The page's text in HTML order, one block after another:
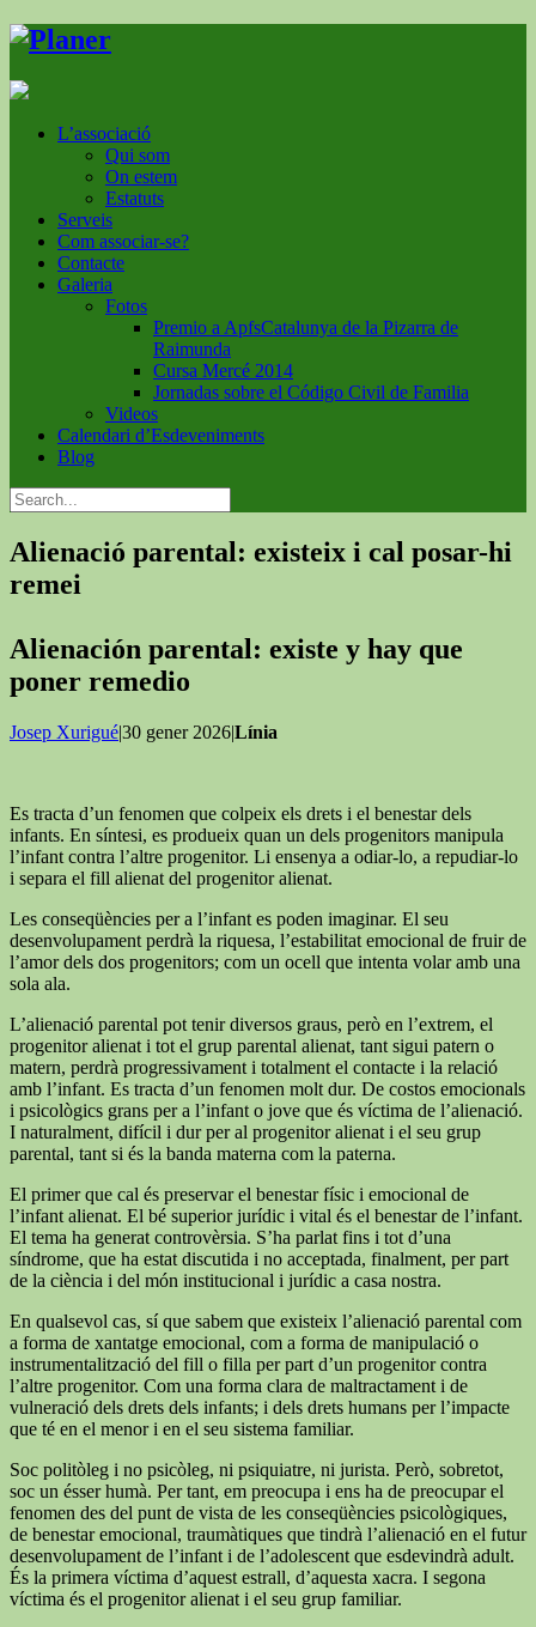
L’associació
Qui som
On estem
Estatuts
Serveis
Com associar-se?
Contacte
Galeria
Fotos
Premio a ApfsCatalunya de la Pizarra de
Raimunda
Cursa Mercé 2014
Jornadas sobre el Código Civil de Familia
Videos
Calendari d’Esdeveniments
Blog
Alienació parental: existeix i cal posar-hi
remei
Alienación parental: existe y hay que
poner remedio
Josep Xurigué|30 gener 2026|Línia
Es tracta d’un fenomen que colpeix els drets i el benestar dels
infants. En síntesi, es produeix quan un dels progenitors manipula
l’infant contra l’altre progenitor. Li ensenya a odiar-lo, a repudiar-lo
i separa el fill alienat del progenitor alienat.
Les conseqüències per a l’infant es poden imaginar. El seu
desenvolupament perdrà la riquesa, l’estabilitat emocional de fruir de
l’amor dels dos progenitors; com un ocell que intenta volar amb una
sola ala.
L’alienació parental pot tenir diversos graus, però en l’extrem, el
progenitor alienat i tot el grup parental alienat, tant sigui patern o
matern, perdrà progressivament i totalment el contacte i la relació
amb l’infant. Es tracta d’un fenomen molt dur. De costos emocionals
i psicològics grans per a l’infant o jove que és víctima de l’alienació.
I naturalment, difícil i dur per al progenitor alienat i el seu grup
parental, tant si és la banda materna com la paterna.
El primer que cal és preservar el benestar físic i emocional de
l’infant alienat. El bé superior jurídic i vital és el benestar de l’infant.
El tema ha generat controvèrsia. S’ha parlat fins i tot d’una
síndrome, que ha estat discutida i no acceptada, finalment, per part
de la ciència i del món institucional i jurídic a casa nostra.
En qualsevol cas, sí que sabem que existeix l’alienació parental com
a forma de xantatge emocional, com a forma de manipulació o
instrumentalització del fill o filla per part d’un progenitor contra
l’altre progenitor. Com una forma clara de maltractament i de
vulneració dels drets dels infants; i dels drets humans per l’impacte
que té en el menor i en el seu sistema familiar.
Soc politòleg i no psicòleg, ni psiquiatre, ni jurista. Però, sobretot,
soc un ésser humà. Per tant, em preocupa i ens ha de preocupar el
fenomen des del punt de vista de les conseqüències psicològiques,
de benestar emocional, traumàtiques que tindrà l’alienació en el futur
desenvolupament de l’infant i de l’adolescent que esdevindrà adult.
És la primera víctima d’aquest estrall, d’aquesta xacra. I segona
víctima és el progenitor alienat i el seu grup familiar.